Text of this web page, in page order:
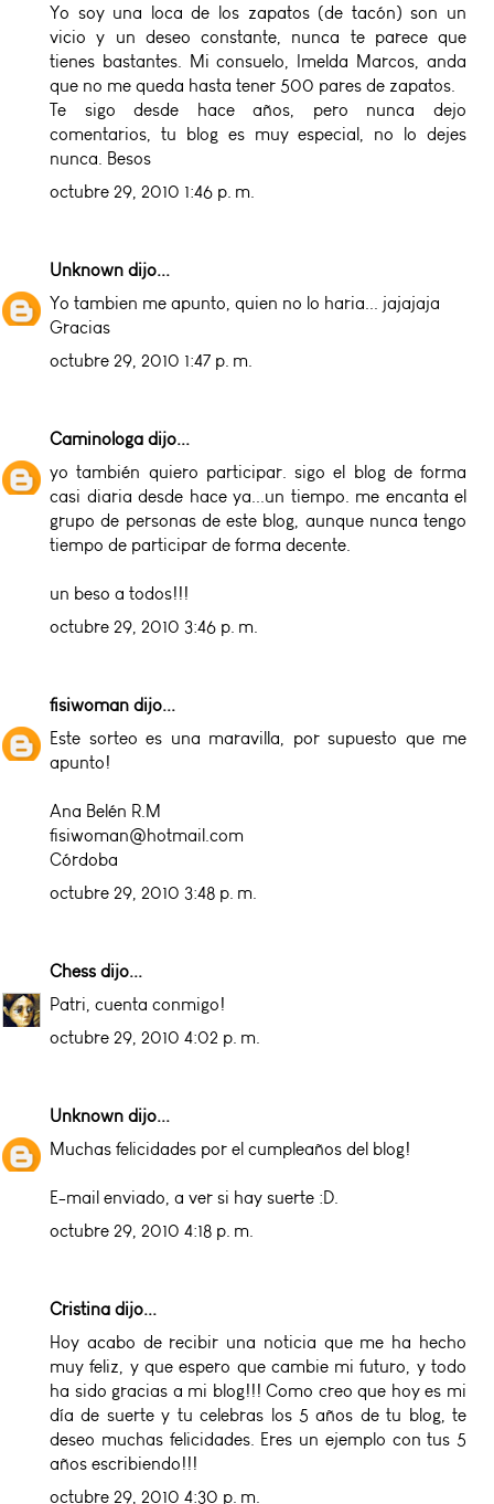
Yo soy una loca de los zapatos (de tacón) son un
vicio y un deseo constante, nunca te parece que
tienes bastantes. Mi consuelo, Imelda Marcos, anda
que no me queda hasta tener 500 pares de zapatos.
Te sigo desde hace años, pero nunca dejo
comentarios, tu blog es muy especial, no lo dejes
nunca. Besos
octubre 29, 2010 1:46 p. m.
Unknown dijo...
Yo tambien me apunto, quien no lo haria... jajajaja
Gracias
octubre 29, 2010 1:47 p. m.
Caminologa dijo...
yo también quiero participar. sigo el blog de forma
casi diaria desde hace ya...un tiempo. me encanta el
grupo de personas de este blog, aunque nunca tengo
tiempo de participar de forma decente.
un beso a todos!!!
octubre 29, 2010 3:46 p. m.
fisiwoman dijo...
Este sorteo es una maravilla, por supuesto que me
apunto!
Ana Belén R.M
fisiwoman@hotmail.com
Córdoba
octubre 29, 2010 3:48 p. m.
Chess dijo...
Patri, cuenta conmigo!
octubre 29, 2010 4:02 p. m.
Unknown dijo...
Muchas felicidades por el cumpleaños del blog!
E-mail enviado, a ver si hay suerte :D.
octubre 29, 2010 4:18 p. m.
Cristina dijo...
Hoy acabo de recibir una noticia que me ha hecho
muy feliz, y que espero que cambie mi futuro, y todo
ha sido gracias a mi blog!!! Como creo que hoy es mi
día de suerte y tu celebras los 5 años de tu blog, te
deseo muchas felicidades. Eres un ejemplo con tus 5
años escribiendo!!!
octubre 29, 2010 4:30 p. m.